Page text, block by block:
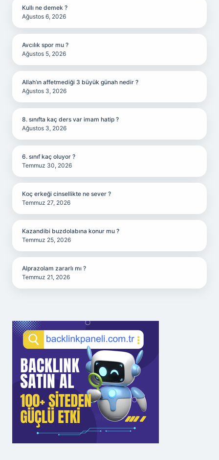
Kullı ne demek ?
Ağustos 6, 2026
Avcılık spor mu ?
Ağustos 5, 2026
Allah’ın affetmediği 3 büyük günah nedir ?
Ağustos 3, 2026
8. sınıfta kaç ders var imam hatip ?
Ağustos 3, 2026
6. sınıf kaç oluyor ?
Temmuz 30, 2026
Koç erkeği cinsellikte ne sever ?
Temmuz 27, 2026
Kazandibi buzdolabına konur mu ?
Temmuz 25, 2026
Alprazolam zararlı mı ?
Temmuz 21, 2026